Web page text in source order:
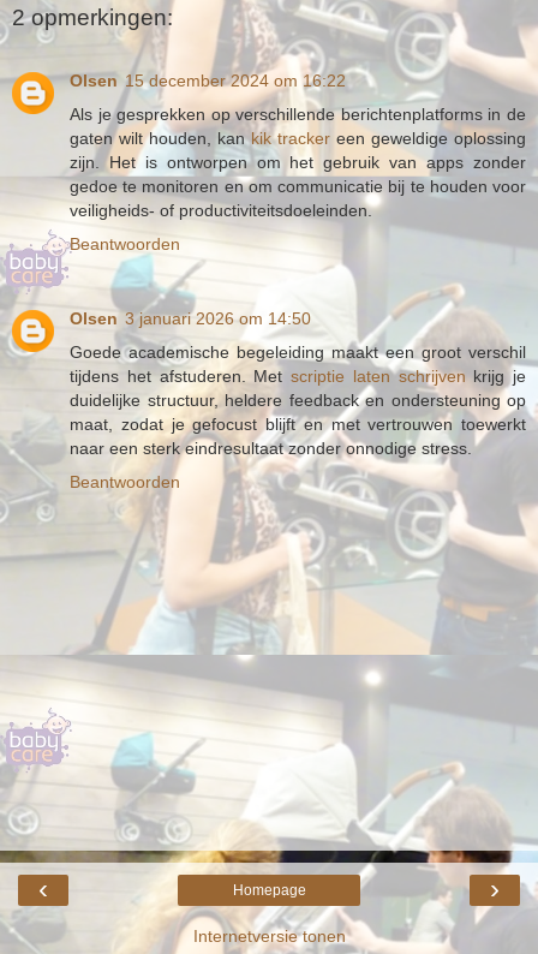
2 opmerkingen:
Olsen 15 december 2024 om 16:22
Als je gesprekken op verschillende berichtenplatforms in de
gaten wilt houden, kankik tracker een geweldige oplossing
zijn. Het is ontworpen om het gebruik van apps zonder
gedoe te monitoren en om communicatie bij te houden voor
veiligheids- of productiviteitsdoeleinden.
Beantwoorden
Olsen 3 januari 2026 om 14:50
Goede academische begeleiding maakt een groot verschil
tijdens het afstuderen. Met scriptie laten schrijvenkrijg je
duidelijke structuur, heldere feedback en ondersteuning op
maat, zodat je gefocust blijft en met vertrouwen toewerkt
naar een sterk eindresultaat zonder onnodige stress.
Beantwoorden
‹ ›
Homepage
Internetversie tonen